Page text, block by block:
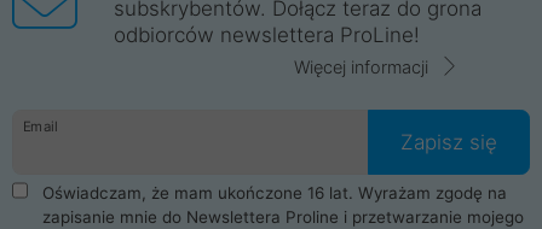
subskrybentów. Dołącz teraz do grona
odbiorców newslettera ProLine!
Więcej informacji
Email
Zapisz się
Oświadczam, że mam ukończone 16 lat. Wyrażam zgodę na
zapisanie mnie do Newslettera Proline i przetwarzanie mojego